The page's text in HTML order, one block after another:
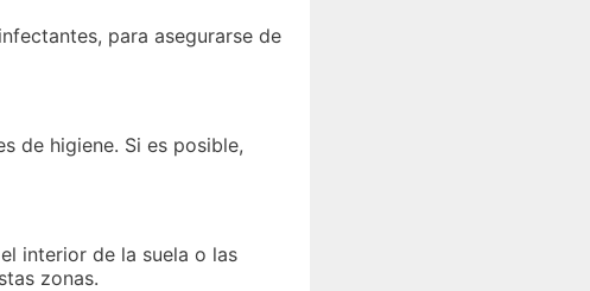
para asegurarse de
de higiene. Si es posible,
interior de la suela o las
zonas.